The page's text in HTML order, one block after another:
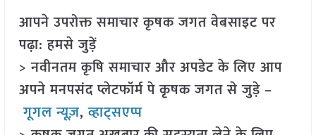
आपने उपरोक्त समाचार कृषक जगत वेबसाइट पर
पढ़ा: हमसे जुड़ें
> नवीनतम कृषि समाचार और अपडेट के लिए आप
अपने मनपसंद प्लेटफॉर्म पे कृषक जगत से जुड़े –
गूगल न्यूज़,व्हाट्सएप्प